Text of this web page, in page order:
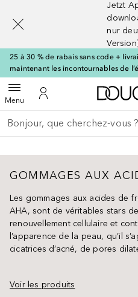
Jetzt
nur
25 à 30 % de rabais sans code +
maintenant les incontournables de
MenuOuvrir le menuVers Mon Compte
Retourner
Exécuter la recherche
GOMMAGES AUX
Les gommages aux acides de
AHA, sont de véritables stars
renouvellement cellulaire et
l’apparence de la peau, qu’il
cicatrices d’acné, de pores
Voir les produits
[navigation.slideout.screenreader]